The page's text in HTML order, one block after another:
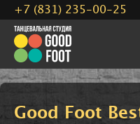
Good Foot
+7 (831) 235-00-25